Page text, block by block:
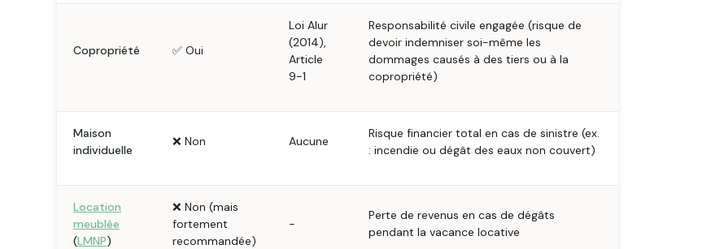
Copropriété ✅ Oui
Loi Alur
(2014),
Article
9-1
Responsabilité civile engagée (risque de
devoir indemniser soi-même les
dommages causés à des tiers ou à la
copropriété)
Maison
individuelle
❌ Non Aucune
Risque financier total en cas de sinistre (ex.
: incendie ou dégât des eaux non couvert)
Location
meublée
(LMNP)
❌ Non (mais
fortement
recommandée)
-
Perte de revenus en cas de dégâts
pendant la vacance locative